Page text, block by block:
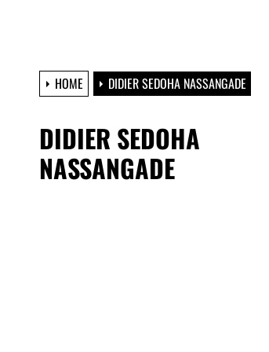
HOME DIDIER SEDOHA NASSANGADE
DIDIER SEDOHA
NASSANGADE